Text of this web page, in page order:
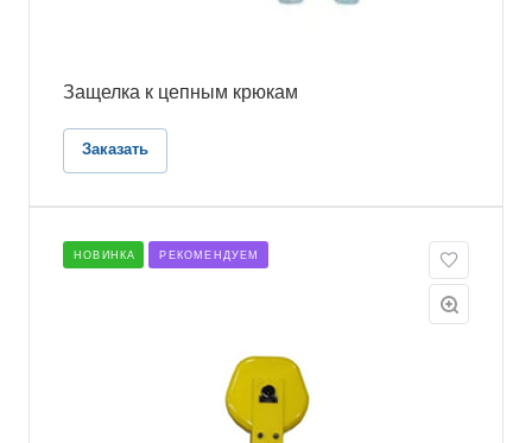
Защелка к цепным крюкам
Заказать
НОВИНКА РЕКОМЕНДУЕМ